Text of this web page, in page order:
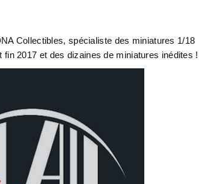
Collectibles, spécialiste des miniatures 1/18
2017 et des dizaines de miniatures inédites !